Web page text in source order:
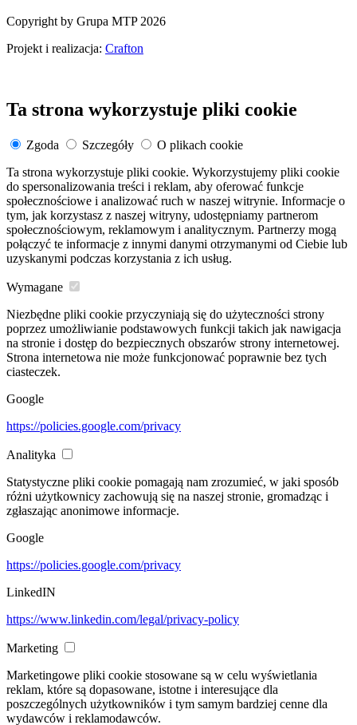
Copyright by Grupa MTP 2026
Projekt i realizacja: Crafton
Ta strona wykorzystuje pliki cookie
Zgoda Szczegóły
O plikach cookie
Ta strona wykorzystuje pliki cookie. Wykorzystujemy pliki cookie
do spersonalizowania treści i reklam, aby oferować funkcje
społecznościowe i analizować ruch w naszej witrynie. Informacje o
tym, jak korzystasz z naszej witryny, udostępniamy partnerom
społecznościowym, reklamowym i analitycznym. Partnerzy mogą
połączyć te informacje z innymi danymi otrzymanymi od Ciebie lub
uzyskanymi podczas korzystania z ich usług.
Wymagane
Niezbędne pliki cookie przyczyniają się do użyteczności strony
poprzez umożliwianie podstawowych funkcji takich jak nawigacja
na stronie i dostęp do bezpiecznych obszarów strony internetowej.
Strona internetowa nie może funkcjonować poprawnie bez tych
ciasteczek.
Google
https://policies.google.com/privacy
Analityka
Statystyczne pliki cookie pomagają nam zrozumieć, w jaki sposób
różni użytkownicy zachowują się na naszej stronie, gromadząc i
zgłaszając anonimowe informacje.
Google
https://policies.google.com/privacy
LinkedIN
https://www.linkedin.com/legal/privacy-policy
Marketing
Marketingowe pliki cookie stosowane są w celu wyświetlania
reklam, które są dopasowane, istotne i interesujące dla
poszczególnych użytkowników i tym samym bardziej cenne dla
wydawców i reklamodawców.